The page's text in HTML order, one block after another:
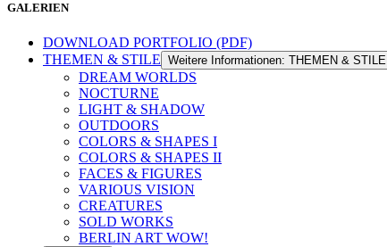
GALERIEN
DOWNLOAD PORTFOLIO (PDF)
THEMEN & STILE Weitere Informationen: THEMEN & STILE
DREAM WORLDS
NOCTURNE
LIGHT & SHADOW
OUTDOORS
COLORS & SHAPES I
COLORS & SHAPES II
FACES & FIGURES
VARIOUS VISION
CREATURES
SOLD WORKS
BERLIN ART WOW!